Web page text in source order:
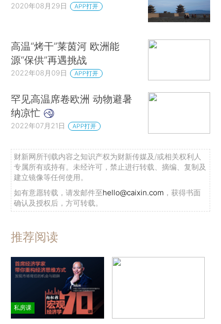
2020年08月29日 APP打开
高温“烤干”莱茵河 欧洲能
源“保供”再遇挑战
2022年08月09日 APP打开
罕见高温席卷欧洲 动物避暑
纳凉忙
2022年07月21日 APP打开
财新网所刊载内容之知识产权为财新传媒及/或相关权利人
专属所有或持有。未经许可，禁止进行转载、摘编、复制及
建立镜像等任何使用。
如有意愿转载，请发邮件至hello@caixin.com ，获得书面
确认及授权后，方可转载。
推荐阅读
私房课